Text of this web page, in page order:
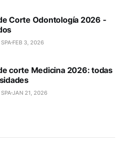
Corte Odontología 2026 -
FEB 3, 2026
corte Medicina 2026: todas
JAN 21, 2026